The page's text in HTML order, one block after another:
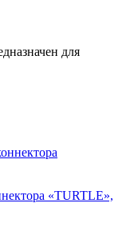
для
«TURTLE»,